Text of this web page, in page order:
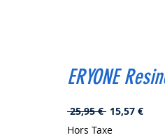
ERYONE
25,95 € Prix
15,57 €Prix
Hors Taxe